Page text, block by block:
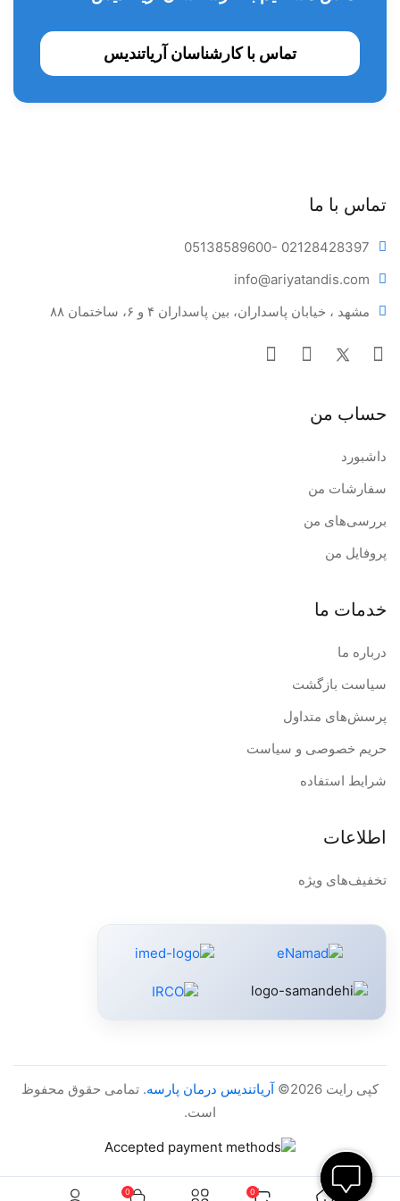
0
0
ـ سیستم مستندسازی یکپارچه اطلاعات بیمار (بدون نیاز به پرونده
نویسی دستی بعد از اتمام جراحی)
ـ قابلیت ذخیره، پرینت و ارسال اطلاعات و همچنین تهیه فایل
پشتیبان
میکروموتور MX-i LED
نوری
پدال پای چند منظوره
10 عدد سرم شستشو
کابل قابل اتوکلاو
تماس با کارشناسان آریاتندیس
تماس با ما
05138589600- 02128428397
info@ariyatandis.com
مشهد ، خیابان پاسداران، بین پاسداران ۴ و ۶، ساختمان ۸۸
حساب من
داشبورد
سفارشات من
بررسی‌های من
پروفایل من
خدمات ما
درباره ما
سیاست بازگشت
پرسش‌های متداول
حریم خصوصی و سیاست
شرایط استفاده
اطلاعات
تخفیف‌های ویژه
کپی رایت 2026© آریاتندیس درمان پارسه. تمامی حقوق محفوظ
است.